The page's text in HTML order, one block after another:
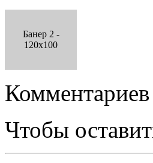
Банер 2 -
120x100
Чтобы